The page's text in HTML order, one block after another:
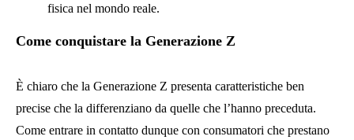
fisica nel mondo reale.
Come conquistare la Generazione Z
È chiaro che la Generazione Z presenta caratteristiche ben
precise che la differenziano da quelle che l’hanno preceduta.
Come entrare in contatto dunque con consumatori che prestano